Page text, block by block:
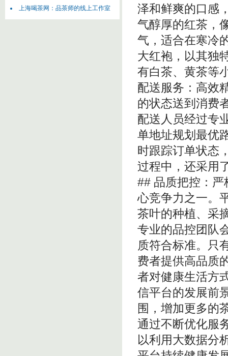
上海喝茶网：品茶师的线上工作室
泽和鲜爽的口感
气醇厚的红茶，
气，适合在寒冷
大红袍，以其独
有白茶、黄茶等
配送服务：高效
的状态送到消费
配送人员经过专
单地址规划最优
时跟踪订单状态
过程中，还采用
## 品质把控：
心竞争力之一。
茶叶的种植、采
专业的品控团队
质符合标准。只
费者提供高品质
者对健康生活方
信平台的发展前
围，增加更多的
通过不断优化服
以利用大数据分